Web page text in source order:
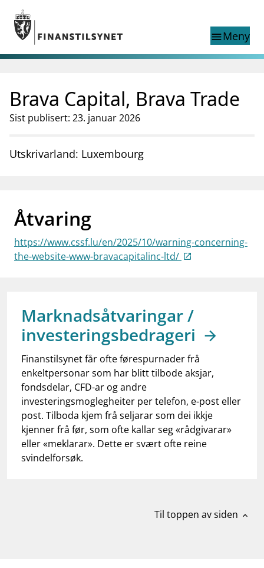
Gå til hovedinnhold
Gå til søkesiden
menuMeny
nettstedet
language
English
English
English home page
Tilsyn
Finanstilsynets registre
businessOm Finanstilsynet
mail_outlineKontakt oss
notifications_noneAbonner på nyhetsvarsel
Brava Capital, Brava Trade
Sist publisert: 23. januar 2026
Utskrivarland: Luxembourg
Åtvaring
https://www.cssf.lu/en/2025/10/warning-concerning-
the-website-www-bravacapitalinc-ltd/
Marknadsåtvaringar /
investeringsbedrageri
Finanstilsynet får ofte førespurnader frå
enkeltpersonar som har blitt tilbode aksjar,
fondsdelar, CFD-ar og andre
investeringsmoglegheiter per telefon, e-post eller
post. Tilboda kjem frå seljarar som dei ikkje
kjenner frå før, som ofte kallar seg «rådgivarar»
eller «meklarar». Dette er svært ofte reine
svindelforsøk.
Til toppen av siden expand_less